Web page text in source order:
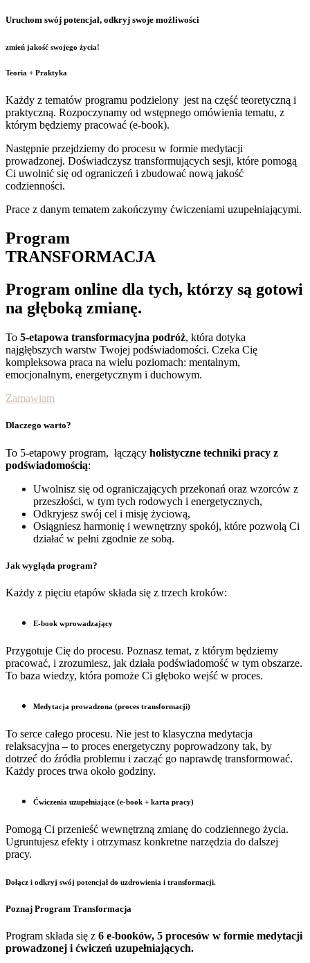
Uruchom swój potencjał, odkryj swoje możliwości
zmień jakość swojego życia!
Teoria + Praktyka
Każdy z tematów programu podzielony jest na część teoretyczną i
praktyczną. Rozpoczynamy od wstępnego omówienia tematu, z
którym będziemy pracować (e-book).
Następnie przejdziemy do procesu w formie medytacji
prowadzonej. Doświadczysz transformujących sesji, które pomogą
Ci uwolnić się od ograniczeń i zbudować nową jakość
codzienności.
Prace z danym tematem zakończymy ćwiczeniami uzupełniającymi.
Program
TRANSFORMACJA
Program online dla tych, którzy są gotowi
na głęboką zmianę.
To 5-etapowa transformacyjna podróż, która dotyka
najgłębszych warstw Twojej podświadomości. Czeka Cię
kompleksowa praca na wielu poziomach: mentalnym,
emocjonalnym, energetycznym i duchowym.
Zamawiam
Dlaczego warto?
To 5-etapowy program, łączący holistyczne techniki pracy z
podświadomością:
Uwolnisz się od ograniczających przekonań oraz wzorców z
przeszłości, w tym tych rodowych i energetycznych,
Odkryjesz swój cel i misję życiową,
Osiągniesz harmonię i wewnętrzny spokój, które pozwolą Ci
działać w pełni zgodnie ze sobą.
Jak wygląda program?
Każdy z pięciu etapów składa się z trzech kroków:
E-book wprowadzający
Przygotuje Cię do procesu. Poznasz temat, z którym będziemy
pracować, i zrozumiesz, jak działa podświadomość w tym obszarze.
To baza wiedzy, która pomoże Ci głęboko wejść w proces.
Medytacja prowadzona (proces transformacji)
To serce całego procesu. Nie jest to klasyczna medytacja
relaksacyjna – to proces energetyczny poprowadzony tak, by
dotrzeć do źródła problemu i zacząć go naprawdę transformować.
Każdy proces trwa około godziny.
Ćwiczenia uzupełniające (e-book + karta pracy)
Pomogą Ci przenieść wewnętrzną zmianę do codziennego życia.
Ugruntujesz efekty i otrzymasz konkretne narzędzia do dalszej
pracy.
Dołącz i odkryj swój potencjał do uzdrowienia i transformacji.
Poznaj Program Transformacja
Program składa się z 6 e-booków, 5 procesów w formie medytacji
prowadzonej i ćwiczeń uzupełniających.